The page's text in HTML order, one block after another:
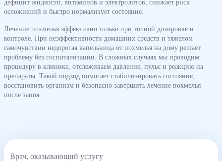
дефицит жидкости, витаминов и электролитов, снижает риск
осложнений и быстро нормализует состояние.
Лечение похмелья эффективно только при точной дозировке и
контроле. При неэффективности домашних средств и тяжелом
самочувствии недорогая капельница от похмелья на дому решает
проблему без госпитализации. В сложных случаях мы проводим
процедуру в клинике, отслеживаем давление, пульс и реакцию на
препараты. Такой подход помогает стабилизировать состояние,
восстановить организм и безопасно завершить лечение похмелья
после запоя.
Врач, оказывающий услугу